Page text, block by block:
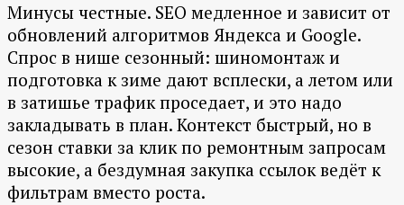
Минусы честные. SEO медленное и зависит от
обновлений алгоритмов Яндекса и Google.
Спрос в нише сезонный: шиномонтаж и
подготовка к зиме дают всплески, а летом или
в затишье трафик проседает, и это надо
закладывать в план. Контекст быстрый, но в
сезон ставки за клик по ремонтным запросам
высокие, а бездумная закупка ссылок ведёт к
фильтрам вместо роста.